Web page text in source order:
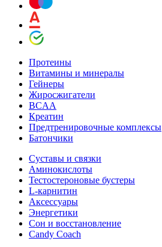
Протеины
Витамины и минералы
Гейнеры
Жиросжигатели
BCAA
Креатин
Предтренировочные комплексы
Батончики
Суставы и связки
Аминокислоты
Тестостероновые бустеры
L-карнитин
Аксессуары
Энергетики
Сон и восстановление
Candy Coach